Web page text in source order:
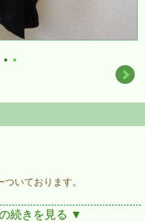
いております。
続きを見る ▼